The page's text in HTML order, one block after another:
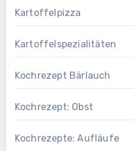
Kartoffelpizza
Kartoffelspezialitäten
Kochrezept Bärlauch
Kochrezept: Obst
Kochrezepte: Aufläufe